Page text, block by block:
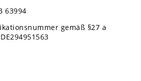
63994
gemäß §27 a